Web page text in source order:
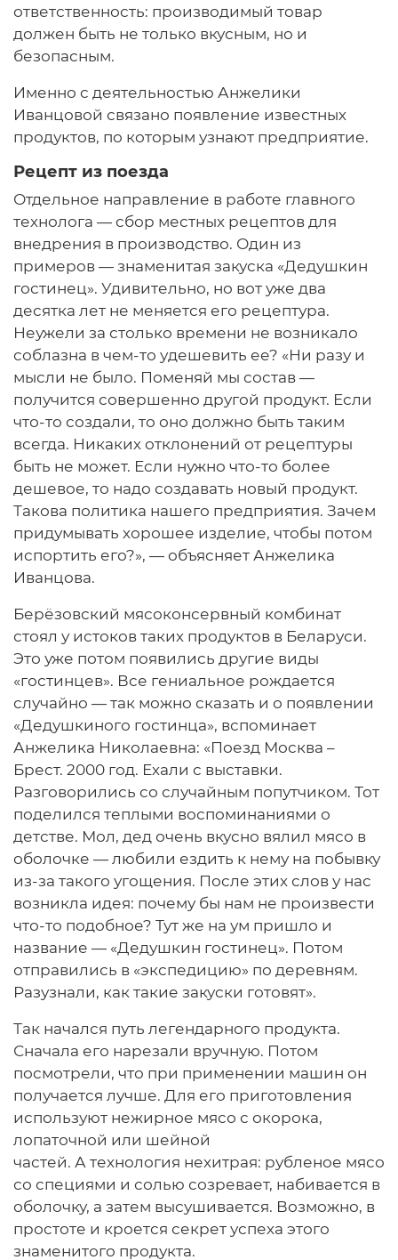
ответственность: производимый товар
должен быть не только вкусным, но и
безопасным.
Именно с деятельностью Анжелики
Иванцовой связано появление известных
продуктов, по которым узнают предприятие.
Рецепт из поезда
Отдельное направление в работе главного
технолога — сбор местных рецептов для
внедрения в производство. Один из
примеров — знаменитая закуска «Дедушкин
гостинец». Удивительно, но вот уже два
десятка лет не меняется его рецептура.
Неужели за столько времени не возникало
соблазна в чем-то удешевить ее? «Ни разу и
мысли не было. Поменяй мы состав —
получится совершенно другой продукт. Если
что-то создали, то оно должно быть таким
всегда. Никаких отклонений от рецептуры
быть не может. Если нужно что-то более
дешевое, то надо создавать новый продукт.
Такова политика нашего предприятия. Зачем
придумывать хорошее изделие, чтобы потом
испортить его?», — объясняет Анжелика
Иванцова.
Берёзовский мясоконсервный комбинат
стоял у истоков таких продуктов в Беларуси.
Это уже потом появились другие виды
«гостинцев». Все гениальное рождается
случайно — так можно сказать и о появлении
«Дедушкиного гостинца», вспоминает
Анжелика Николаевна: «Поезд Москва –
Брест. 2000 год. Ехали с выставки.
Разговорились со случайным попутчиком. Тот
поделился теплыми воспоминаниями о
детстве. Мол, дед очень вкусно вялил мясо в
оболочке — любили ездить к нему на побывку
из-за такого угощения. После этих слов у нас
возникла идея: почему бы нам не произвести
что-то подобное? Тут же на ум пришло и
название — «Дедушкин гостинец». Потом
отправились в «экспедицию» по деревням.
Разузнали, как такие закуски готовят».
Так начался путь легендарного продукта.
Сначала его нарезали вручную. Потом
посмотрели, что при применении машин он
получается лучше. Для его приготовления
используют нежирное мясо с окорока,
лопаточной или шейной
частей. А технология нехитрая: рубленое мясо
со специями и солью созревает, набивается в
оболочку, а затем высушивается. Возможно, в
простоте и кроется секрет успеха этого
знаменитого продукта.